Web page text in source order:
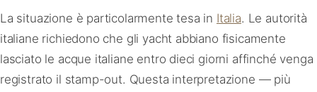
La situazione è particolarmente tesa in Italia. Le autorità
italiane richiedono che gli yacht abbiano fisicamente
lasciato le acque italiane entro dieci giorni affinché venga
registrato il stamp-out. Questa interpretazione — più